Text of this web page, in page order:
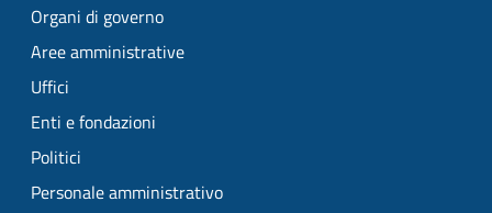
Organi di governo
Aree amministrative
Uffici
Enti e fondazioni
Politici
Personale amministrativo